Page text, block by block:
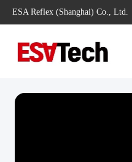
ESA Reflex (Shanghai) Co., Ltd.